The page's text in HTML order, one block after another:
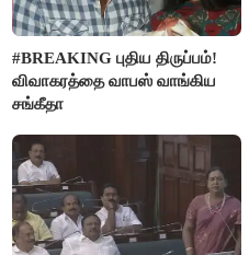
#BREAKING புதிய திருப்பம்!
விவாகரத்தை வாபஸ் வாங்கிய
சங்கீதா